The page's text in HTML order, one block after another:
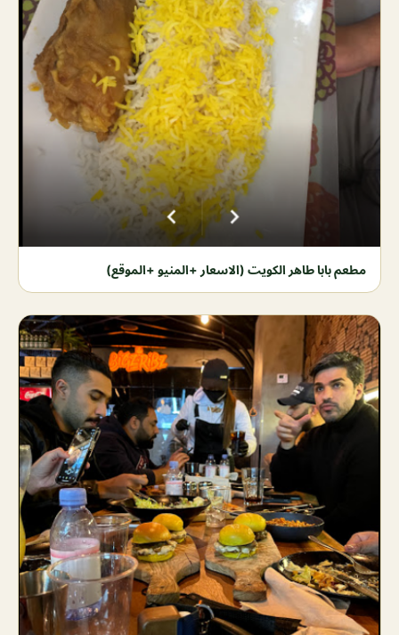
مطعم بابا طاهر الكويت (الاسعار +المنيو +الموقع)